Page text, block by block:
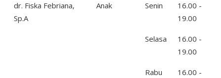
dr. Fiska Febriana,
Sp.A
Anak Senin
16.00 -
19.00
Selasa
16.00 -
19.00
Rabu
16.00 -